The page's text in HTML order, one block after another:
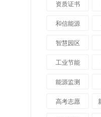
资质证书
和信能源
智慧园区
工业节能
能源监测
高考志愿